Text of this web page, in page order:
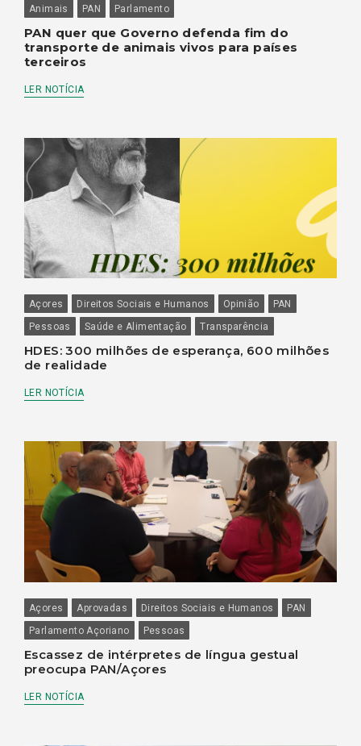
Animais PAN Parlamento
PAN quer que Governo defenda fim do
transporte de animais vivos para países
terceiros
LER NOTÍCIA
Açores Direitos Sociais e Humanos Opinião
PAN
Pessoas
Saúde e Alimentação Transparência
HDES: 300 milhões de esperança, 600 milhões
de realidade
LER NOTÍCIA
Açores Aprovadas Direitos Sociais e Humanos
PAN
Parlamento Açoriano
Pessoas
Escassez de intérpretes de língua gestual
preocupa PAN/Açores
LER NOTÍCIA